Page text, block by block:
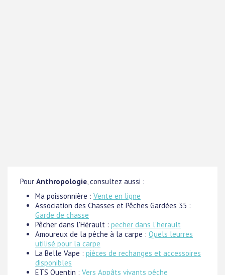
Pour Anthropologie, consultez aussi :
Ma poissonnière : Vente en ligne
Association des Chasses et Pêches Gardées 35 :
Garde de chasse
Pêcher dans l'Hérault : pecher dans l'herault
Amoureux de la pêche à la carpe : Quels leurres
utilisé pour la carpe
La Belle Vape : pièces de rechanges et accessoires
disponibles
ETS Quentin : Vers Appâts vivants pêche